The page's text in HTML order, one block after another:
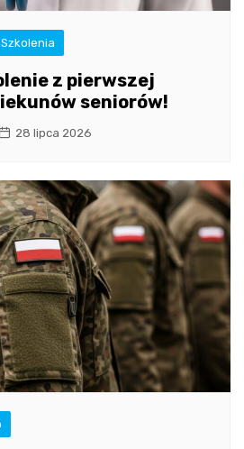
Szkolenia
z pierwszej
seniorów!
28 lipca 2026